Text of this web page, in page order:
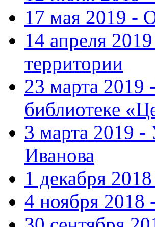
17 мая 2019 -
14 апреля
территории
23 марта 2019
библиотеке
3 марта 2019 -
Иванова
1 декабря
4 ноября 2018